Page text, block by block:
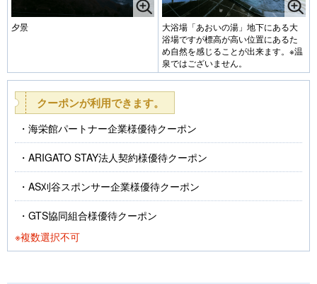
夕景
大浴場「あおいの湯」地下にある大
浴場ですが標高が高い位置にあるた
め自然を感じることが出来ます。※温
泉ではございません。
クーポンが利用できます。
海栄館パートナー企業様優待クーポン
ARIGATO STAY法人契約様優待クーポン
AS刈谷スポンサー企業様優待クーポン
GTS協同組合様優待クーポン
※複数選択不可